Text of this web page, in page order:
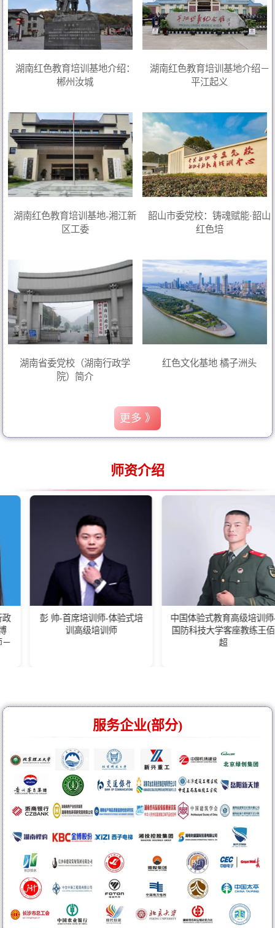
湖南红色教育培训基地介绍：
郴州汝城
湖南红色教育培训基地介绍－
平江起义
湖南红色教育培训基地-湘江新
区工委
韶山市委党校：铸魂赋能·韶山
红色培
湖南省委党校（湖南行政学
院）简介
红色文化基地 橘子洲头
更多 》
师资介绍
帅-首席培训师-体验式培
训高级培训师
中国体验式教育高级培训师-
国防科技大学客座教练王佰
湖
会
服务企业(部分)